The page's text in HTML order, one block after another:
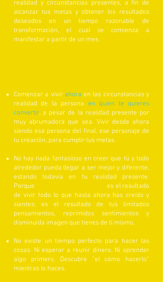
realidad y circunstancias presentes, a fin de
alcanzar tus metas y obtener los resultados
deseados en un tiempo razonable de
transformación, el cual se comienza a
manifestar a partir de un mes.
Comenzar a vivir ahora en las circunstancias y
realidad de la persona en quien te quieres
convertir, a pesar de la realidad presente por
muy abrumadora que sea. Vivir desde ahora
siendo esa persona del final, ese personaje de
tu creación, para cumplir tus metas.
No hay nada fantasioso en creer que tú y todo
alrededor pueda llegar a ser mejor y diferente,
estando todavía en tu realidad presente.
Porque
es el resultado
de vivir todo lo que hasta ahora has creído y
sientes; es el resultado de tus limitados
pensamientos, reprimidos sentimientos y
disminuida imagen que tienes de ti mismo.
No existe un tiempo perfecto para hacer las
cosas. Ni esperar a reunir dinero. Ni aprender
algo primero. Descubre “el cómo hacerlo”
mientras lo haces.